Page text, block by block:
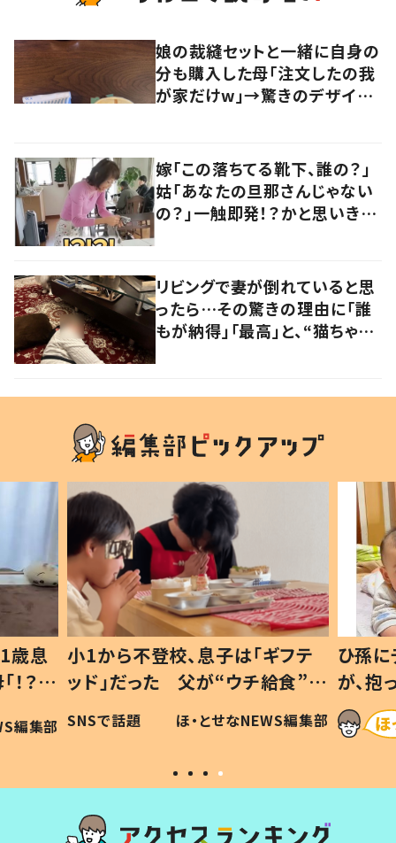
娘の裁縫セットと一緒に自身の
分も購入した母「注文したの我
が家だけw」→驚きのデザイン
嫁「この落ちてる靴下、誰の？」
姑「あなたの旦那さんじゃない
の？」一触即発！？かと思いき
リビングで妻が倒れていると思
ったら…その驚きの理由に「誰
もが納得」「最高」と、“猫ちゃん
歳息
？」
編集部
小1から不登校、息子は「ギフテ
ッド」だった 父が“ウチ給食”を
作り続ける理由とは #令和の親
#令和の子
SNSで話題 ほ・とせなNEWS編集部
ひ孫
が、
「涙が
い」